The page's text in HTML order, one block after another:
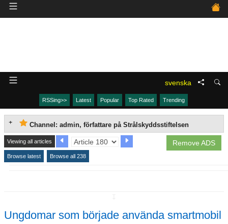
svenska
RSSing>> Latest Popular Top Rated Trending
Channel: admin, författare på Strålskyddsstiftelsen
Remove ADS
Viewing all articles
Browse latest Browse all 238
Ungdomar som började använda smartmobil